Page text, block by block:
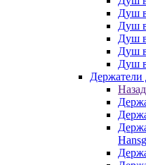
Душ
Душ
Душ
Душ
Душ
Держатели
Назад